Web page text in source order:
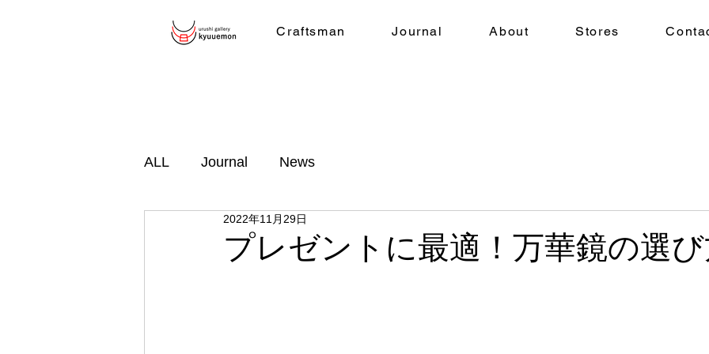
Craftsman Journal About Stores
ALL Journal News
プレゼントに最適！万華鏡の選
2022年11月29日